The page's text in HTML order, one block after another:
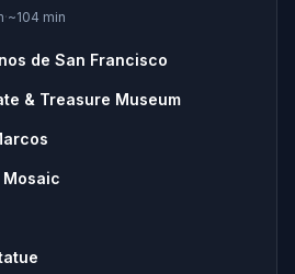
·~104 min
de San Francisco
& Treasure Museum